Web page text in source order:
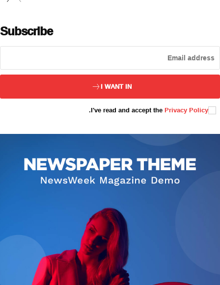
بىزنى قوللاڭ
Subscribe
I WANT IN
I've read and accept the Privacy Policy
.